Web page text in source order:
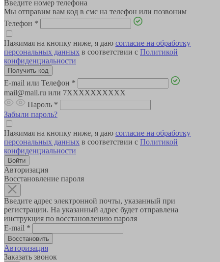
Введите номер телефона
Мы отправим вам код в смс на телефон или позвоним
Телефон *
Нажимая на кнопку ниже, я даю согласие на обработку
персональных данных в соответствии с Политикой
конфиденциальности
E-mail или Телефон *
mail@mail.ru или 7XXXXXXXXXX
Пароль *
Забыли пароль?
Нажимая на кнопку ниже, я даю согласие на обработку
персональных данных в соответствии с Политикой
конфиденциальности
Авторизация
Восстановление пароля
Введите адрес электронной почты, указанный при
регистрации. На указанный адрес будет отправлена
инструкция по восстановлению пароля
E-mail *
Авторизация
Заказать звонок